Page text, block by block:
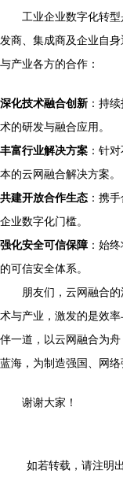
工业企业数字化转
发商、集成商及企业自
与产业各方的合作：
深化技术融合创新 ：持
术的研发与融合应用。
丰富行业解决方案 ：针
本的云网融合解决方案。
共建开放合作生态 ：携
企业数字化门槛。
强化安全可信保障 ：始
的可信安全体系。
朋友们，云网融合
术与产业，激发的是效
伴一道，以云网融合为
蓝海，为制造强国、网络
谢谢大家！
如若转载，请注明